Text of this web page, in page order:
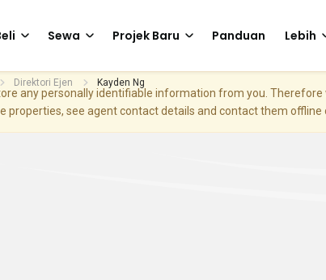
Sewa Projek Baru Panduan Lebih
any personally identifiable information from you.
properties, see agent contact details and contact them offline
Direktori Ejen Kayden Ng